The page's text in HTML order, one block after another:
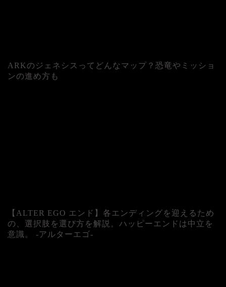
ARKのジェネシスってどんなマップ？恐竜やミッショ
ンの進め方も
【ALTER EGO エンド】各エンディングを迎えるため
の、選択肢を選び方を解説。ハッピーエンドは中立を
意識。 -アルターエゴ-